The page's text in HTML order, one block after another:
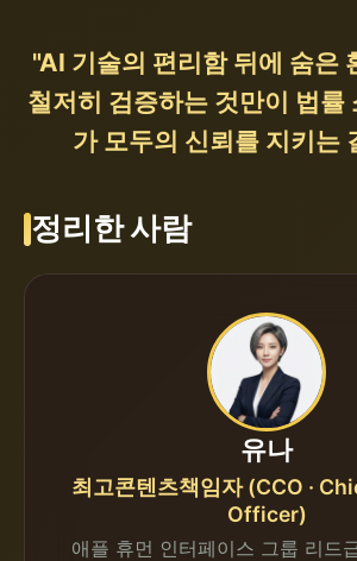
"AI 기술의 편리함 뒤에 숨은
철저히 검증하는 것만이 법률
가 모두의 신뢰를 지키는
정리한 사람
유나
최고콘텐츠책임자 (CCO ·
Officer)
애플 휴먼 인터페이스 그룹 리드